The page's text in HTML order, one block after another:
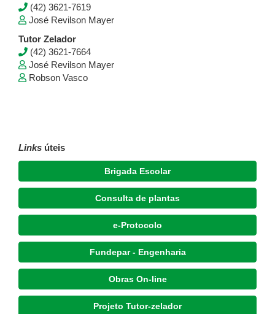
(42) 3621-7619
José Revilson Mayer
Tutor Zelador
(42) 3621-7664
José Revilson Mayer
Robson Vasco
Links úteis
Brigada Escolar
Consulta de plantas
e-Protocolo
Fundepar - Engenharia
Obras On-line
Projeto Tutor-zelador